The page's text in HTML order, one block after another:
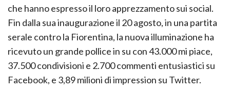
che hanno espresso il loro apprezzamento sui social.
Fin dalla sua inaugurazione il 20 agosto, in una partita
serale contro la Fiorentina, la nuova illuminazione ha
ricevuto un grande pollice in su con 43.000 mi piace,
37.500 condivisioni e 2.700 commenti entusiastici su
Facebook, e 3,89 milioni di impression su Twitter.